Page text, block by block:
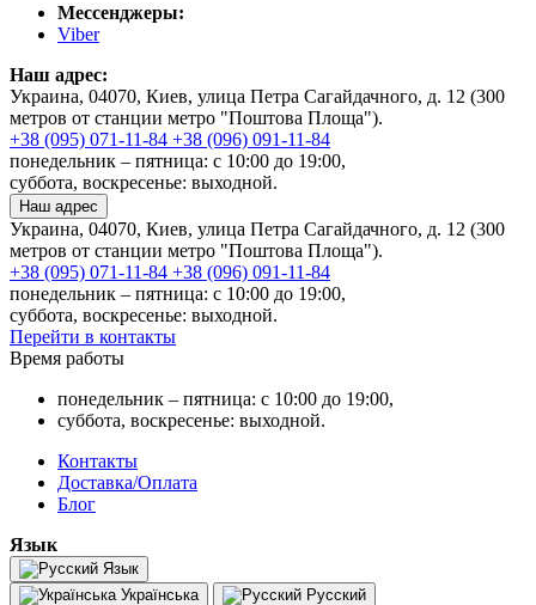
Мессенджеры:
Viber
Наш адрес:
Украина, 04070, Киев, улица Петра Сагайдачного, д. 12 (300
метров от станции метро "Поштова Площа").
+38 (095) 071-11-84 +38 (096) 091-11-84
понедельник – пятница: с 10:00 до 19:00,
суббота, воскресенье: выходной.
Наш адрес
Украина, 04070, Киев, улица Петра Сагайдачного, д. 12 (300
метров от станции метро "Поштова Площа").
+38 (095) 071-11-84 +38 (096) 091-11-84
понедельник – пятница: с 10:00 до 19:00,
суббота, воскресенье: выходной.
Перейти в контакты
Время работы
понедельник – пятница: с 10:00 до 19:00,
суббота, воскресенье: выходной.
Контакты
Доставка/Оплата
Блог
Язык
Язык
Українська
Русский